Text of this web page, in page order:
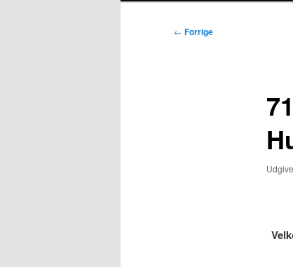
Indlægsnavigation
← Forrige